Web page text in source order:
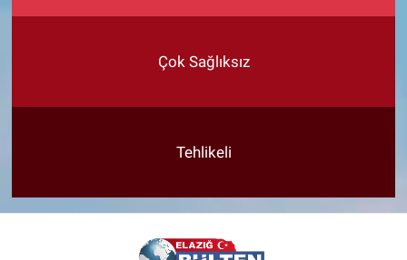
Çok Sağlıksız
Tehlikeli